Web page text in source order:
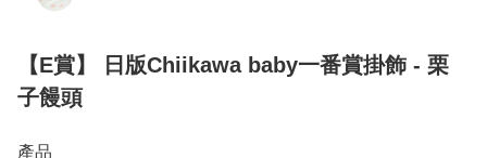
【E賞】 日版Chiikawa baby一番賞掛飾 - 栗
子饅頭
產品